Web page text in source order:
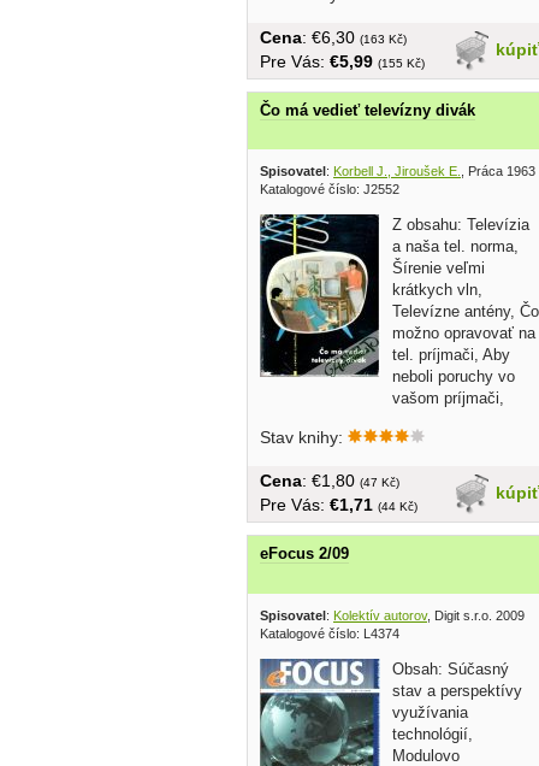
kúpiť
Cena: €6,30 (163 Kč)
Pre Vás: €5,99 (155 Kč)
Čo má vedieť televízny divák
Spisovatel : Korbell J., Jiroušek E.
, Práca 1963
Katalogové číslo: J2552
Z obsahu: Televízia
a naša tel. norma,
Šírenie veľmi
krátkych vln,
Televízne antény, Čo
možno opravovať na
tel. príjmači, Aby
neboli poruchy vo
vašom príjmači,
Stav knihy:
kúpiť
Cena: €1,80 (47 Kč)
Pre Vás: €1,71 (44 Kč)
eFocus 2/09
Spisovatel: Kolektív autorov, Digit s.r.o. 2009
Katalogové číslo: L4374
Obsah: Súčasný
stav a perspektívy
využívania
technológií,
Modulovo